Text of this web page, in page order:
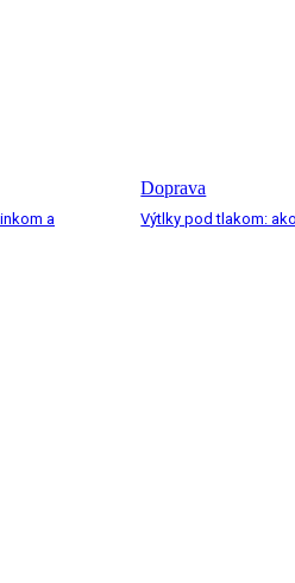
a
Doprava
Výtlky pod tlakom: